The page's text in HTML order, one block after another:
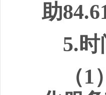
助
5.时
（1